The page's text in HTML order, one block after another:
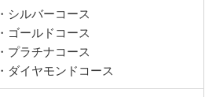
・シルバーコース
・ゴールドコース
・プラチナコース
・ダイヤモンドコース